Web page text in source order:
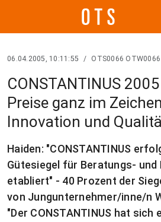
06.04.2005, 10:11:55 / OTS0066 OTW0066
CONSTANTINUS
Preise ganz im
Innovation und
Haiden: "CONSTANTINUS
Gütesiegel für Beratungs-
etabliert" - 40 Prozent der
von Jungunternehmer/inne/n
"Der CONSTANTINUS hat